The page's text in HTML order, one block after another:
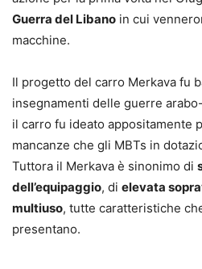
Guerra del Libano in cui
macchine.
Il progetto del carro Merkava fu
insegnamenti delle guerre
il carro fu ideato appositamente
mancanze che gli MBTs in
Tuttora il Merkava è sinonimo di
dell’equipaggio, di elevata
multiuso, tutte caratteristiche
presentano.